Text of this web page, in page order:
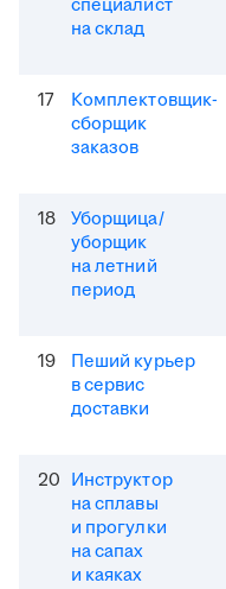
специалист
на склад
17
Комплектовщик-
сборщик
заказов
18
Уборщица/
уборщик
на летний
период
19
Пеший курьер
в сервис
доставки
20 Инструктор
на сплавы
и прогулки
на сапах
и каяках